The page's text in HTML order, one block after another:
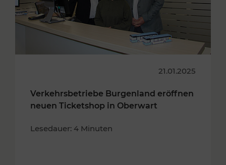
21.01.2025
Verkehrsbetriebe Burgenland eröffnen
neuen Ticketshop in Oberwart
Lesedauer: 4 Minuten